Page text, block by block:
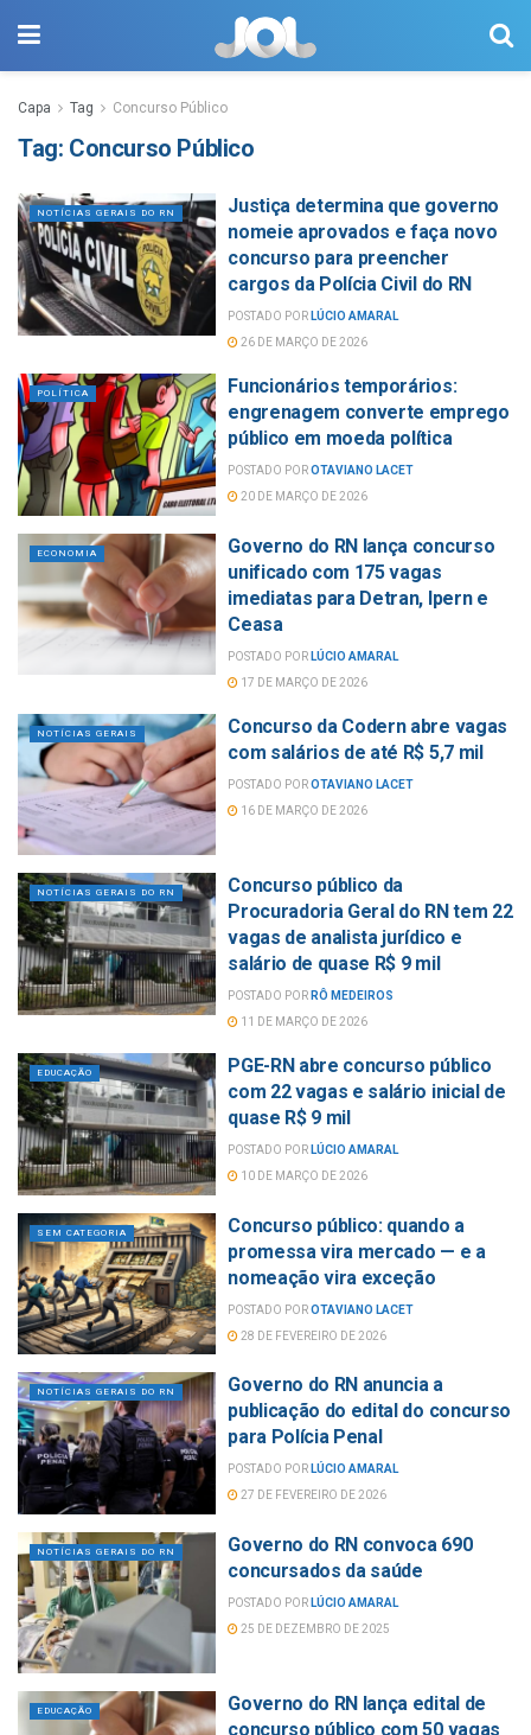
Capa Tag Concurso Público
Tag: Concurso Público
NOTÍCIAS GERAIS DO RN
Justiça determina que governo
nomeie aprovados e faça novo
concurso para preencher
cargos da Polícia Civil do RN
POSTADO POR LÚCIO AMARAL
26 DE MARÇO DE 2026
POLÍTICA
Funcionários temporários:
engrenagem converte emprego
público em moeda política
POSTADO POROTAVIANO LACET
20 DE MARÇO DE 2026
ECONOMIA
Governo do RN lança concurso
unificado com 175 vagas
imediatas para Detran, Ipern e
Ceasa
POSTADO POR LÚCIO AMARAL
17 DE MARÇO DE 2026
NOTÍCIAS GERAIS
Concurso da Codern abre vagas
com salários de até R$ 5,7 mil
POSTADO POROTAVIANO LACET
16 DE MARÇO DE 2026
NOTÍCIAS GERAIS DO RN
Concurso público da
Procuradoria Geral do RN tem 22
vagas de analista jurídico e
salário de quase R$ 9 mil
POSTADO POR RÔ MEDEIROS
11 DE MARÇO DE 2026
EDUCAÇÃO
PGE-RN abre concurso público
com 22 vagas e salário inicial de
quase R$ 9 mil
POSTADO POR LÚCIO AMARAL
10 DE MARÇO DE 2026
SEM CATEGORIA
Concurso público: quando a
promessa vira mercado — e a
nomeação vira exceção
POSTADO POROTAVIANO LACET
28 DE FEVEREIRO DE 2026
NOTÍCIAS GERAIS DO RN
Governo do RN anuncia a
publicação do edital do concurso
para Polícia Penal
POSTADO POR LÚCIO AMARAL
27 DE FEVEREIRO DE 2026
NOTÍCIAS GERAIS DO RN
Governo do RN convoca 690
concursados da saúde
POSTADO POR LÚCIO AMARAL
25 DE DEZEMBRO DE 2025
EDUCAÇÃO
Governo do RN lança edital de
concurso público com 50 vagas